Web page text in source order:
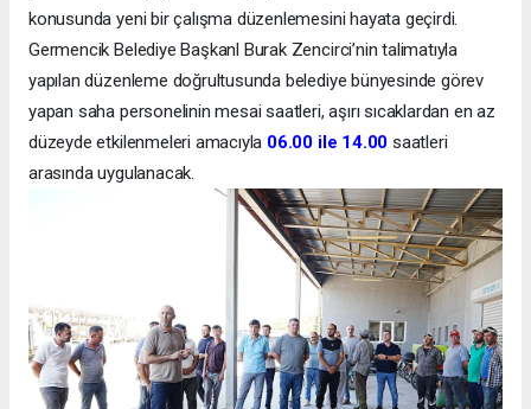
konusunda yeni bir çalışma düzenlemesini hayata geçirdi.
Germencik Belediye Başkanl Burak Zencirci’nin talimatıyla
yapılan düzenleme doğrultusunda belediye bünyesinde görev
yapan saha personelinin mesai saatleri, aşırı sıcaklardan en az
düzeyde etkilenmeleri amacıyla 06.00 ile 14.00 saatleri
arasında uygulanacak.